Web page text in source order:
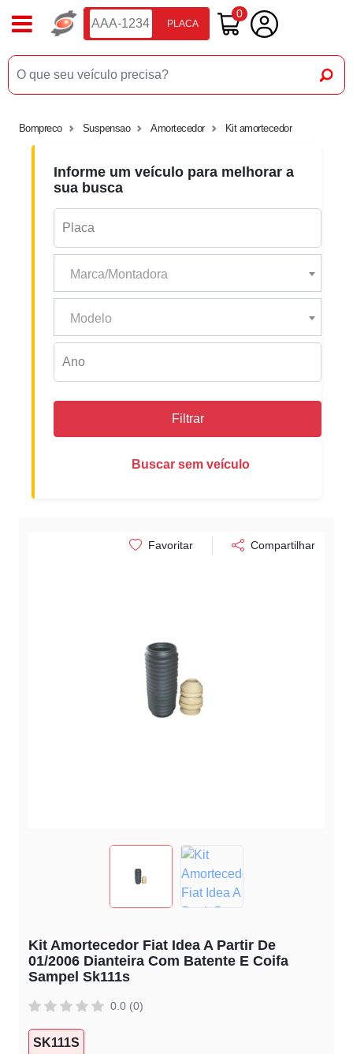
PLACA
0
Bompreco Suspensao Amortecedor Kit amortecedor
Informe um veículo para melhorar a
sua busca
Marca/Montadora
Modelo
Filtrar
Buscar sem veículo
Favoritar Compartilhar
Kit Amortecedor Fiat Idea A Partir De
01/2006 Dianteira Com Batente E Coifa
Sampel Sk111s
0.0 (0)
SK111S